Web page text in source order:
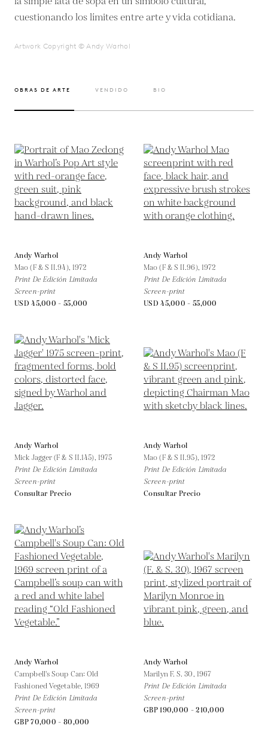
cuestionando los límites entre arte y vida cotidiana.
Artwork Copyright © Andy Warhol
OBRAS DE ARTE VENDIDO BIO
Andy Warhol
Mao (F & S II.94), 1972
Print De Edición Limitada
Screen-print
USD 45,000 - 55,000
Andy Warhol
Mao (F & S II.96), 1972
Print De Edición Limitada
Screen-print
USD 45,000 - 55,000
Andy Warhol
Mick Jagger (F & S II.145), 1975
Print De Edición Limitada
Screen-print
Consultar Precio
Andy Warhol
Mao (F & S II.95), 1972
Print De Edición Limitada
Screen-print
Consultar Precio
Andy Warhol
Campbell's Soup Can: Old
Fashioned Vegetable,1969
Print De Edición Limitada
Screen-print
GBP 70,000 - 80,000
Andy Warhol
Marilyn F. S. 30, 1967
Print De Edición Limitada
Screen-print
GBP 190,000 - 210,000